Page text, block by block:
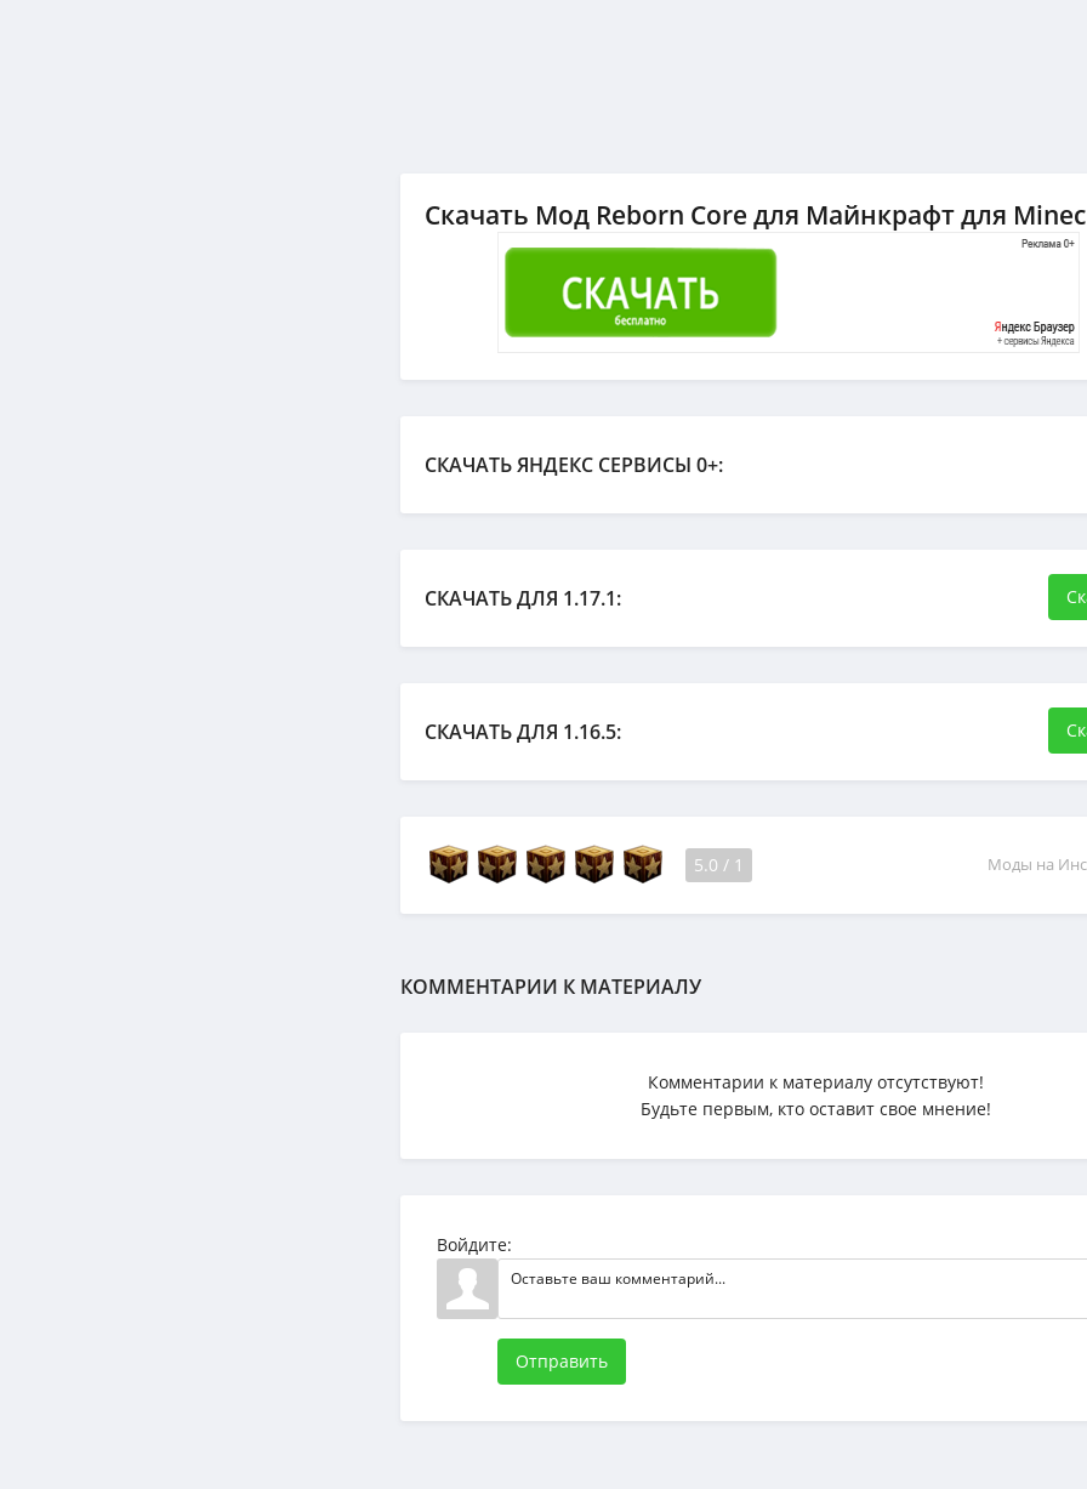
Скачать Мод Reborn Core для Майнкрафт для
СКАЧАТЬ ЯНДЕКС СЕРВИСЫ 0+:
СКАЧАТЬ ДЛЯ 1.17.1:
СКАЧАТЬ ДЛЯ 1.16.5:
5.0 / 1 Моды на
КОММЕНТАРИИ К МАТЕРИАЛУ
Комментарии к материалу отсутствуют!
Будьте первым, кто оставит свое мнение!
Войдите:
Отправить